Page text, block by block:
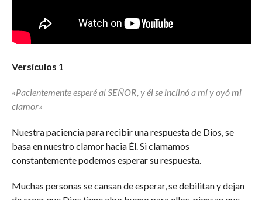
Versículos 1
«Pacientemente esperé al SEÑOR, y él se inclinó a mí y oyó mi
clamor»
Nuestra paciencia para recibir una respuesta de Dios, se
basa en nuestro clamor hacia Él. Si clamamos
constantemente podemos esperar su respuesta.
Muchas personas se cansan de esperar, se debilitan y dejan